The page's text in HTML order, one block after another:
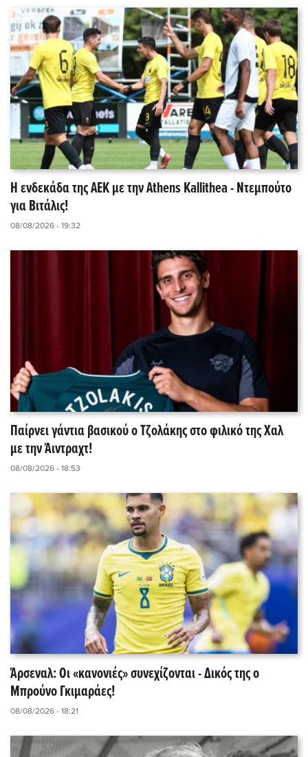
Η ενδεκάδα της ΑΕΚ με την Athens Kallithea - Ντεμπούτο
για Βιτάλις!
08/08/2026 - 19:32
Παίρνει γάντια βασικού ο Τζολάκης στο φιλικό της Χαλ
με την Άιντραχτ!
08/08/2026 - 18:53
Άρσεναλ: Οι «κανονιές» συνεχίζονται - Δικός της ο
Μπρούνο Γκιμαράες!
08/08/2026 - 18:21